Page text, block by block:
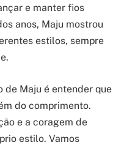
e manter fios
anos, Maju mostrou
estilos, sempre
de Maju é entender que
do comprimento.
e a coragem de
estilo. Vamos